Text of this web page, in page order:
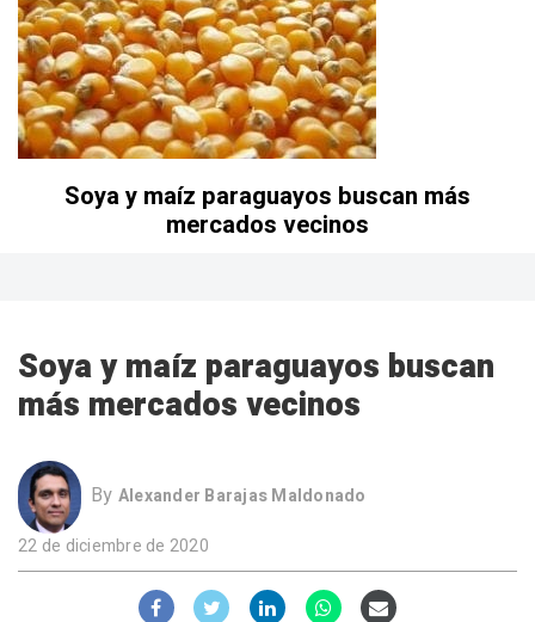
Soya y maíz paraguayos buscan más
mercados vecinos
Soya y maíz paraguayos buscan
más mercados vecinos
By Alexander Barajas Maldonado
22 de diciembre de 2020